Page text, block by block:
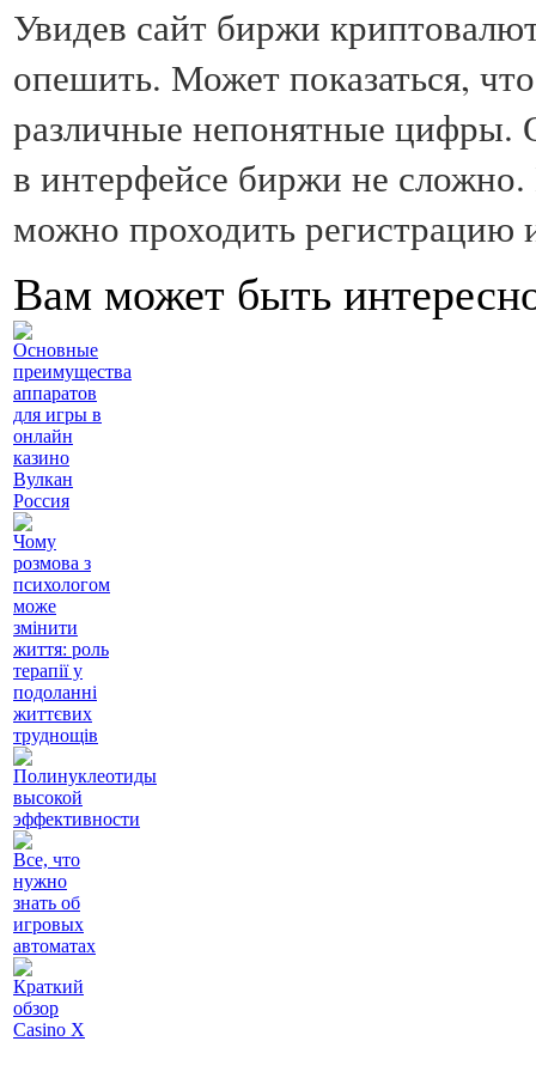
Увидев сайт биржи
опешить. Может показаться,
различные непонятные цифры.
в интерфейсе биржи не
можно проходить регистрацию
Вам может быть
Основные
преимущества
аппаратов
для игры в
онлайн
казино
Вулкан
Россия
Чому
розмова з
психологом
може
змінити
життя: роль
терапії у
подоланні
життєвих
труднощів
Полинуклеотиды
высокой
эффективности
Все, что
нужно
знать об
игровых
автоматах
Краткий
обзор
Casino X